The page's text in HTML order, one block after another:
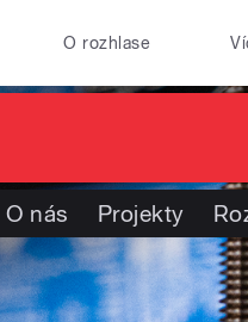
O rozhlase
O nás Projekty